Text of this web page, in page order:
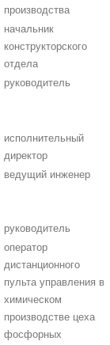
производства
начальник
конструкторского
отдела
руководитель
исполнительный
директор
ведущий инженер
руководитель
оператор
дистанционного
пульта управления в
химическом
производстве цеха
фосфорных